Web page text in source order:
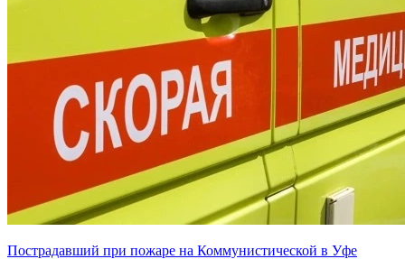
Пострадавший при пожаре на Коммунистической в Уфе